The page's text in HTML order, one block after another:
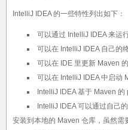
IntelliJ IDEA 的一些特性列出如下：
可以通过 IntelliJ IDEA 来运
可以在 IntelliJ IDEA 自己的
可以在 IDE 里更新 Maven 的
可以在 IntelliJ IDEA 中启动
IntelliJ IDEA 基于 Maven 的
IntelliJ IDEA 可以通过自己
安装到本地的 Maven 仓库，虽然需